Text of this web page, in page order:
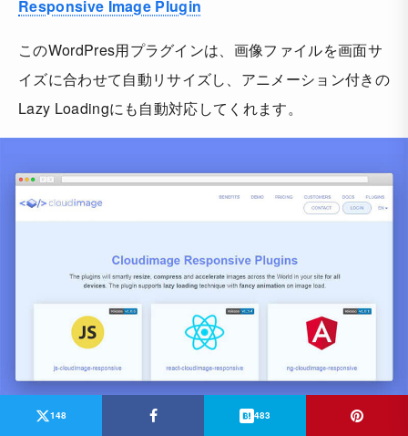
Responsive Image Plugin
このWordPres用プラグインは、画像ファイルを画面サ
イズに合わせて自動リサイズし、アニメーション付きの
Lazy Loadingにも自動対応してくれます。
148 483